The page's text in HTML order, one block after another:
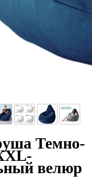
Темно-
велюр